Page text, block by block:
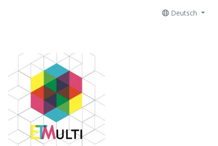
Deutsch